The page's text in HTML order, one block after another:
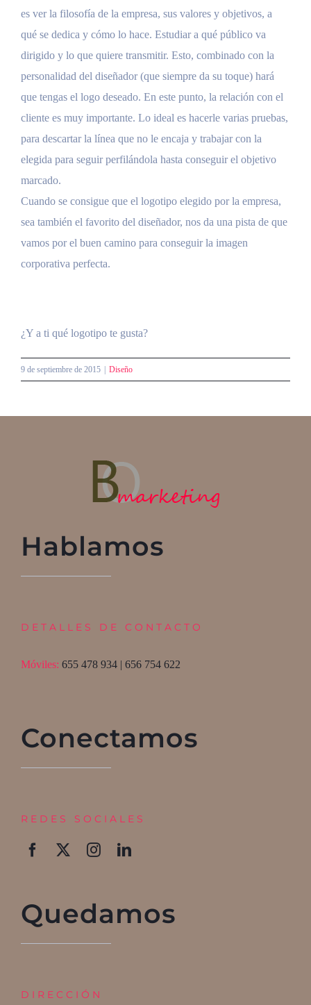
es ver la filosofía de la empresa, sus valores y objetivos, a
qué se dedica y cómo lo hace. Estudiar a qué público va
dirigido y lo que quiere transmitir. Esto, combinado con la
personalidad del diseñador (que siempre da su toque) hará
que tengas el logo deseado. En este punto, la relación con el
cliente es muy importante. Lo ideal es hacerle varias pruebas,
para descartar la línea que no le encaja y trabajar con la
elegida para seguir perfilándola hasta conseguir el objetivo
marcado.
Cuando se consigue que el logotipo elegido por la empresa,
sea también el favorito del diseñador, nos da una pista de que
vamos por el buen camino para conseguir la imagen
corporativa perfecta.
¿Y a ti qué logotipo te gusta?
9 de septiembre de 2015 Diseño
Hablamos
DETALLES DE CONTACTO
Móviles: 655 478 934 | 656 754 622
Conectamos
REDES SOCIALES
Quedamos
DIRECCIÓN